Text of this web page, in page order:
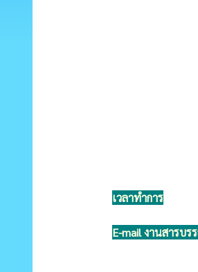
เวลาทำการ
E-mail งานสารบ